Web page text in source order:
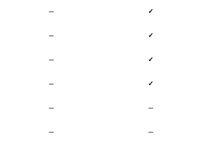
— ✓
— ✓
— ✓
— ✓
— —
— —